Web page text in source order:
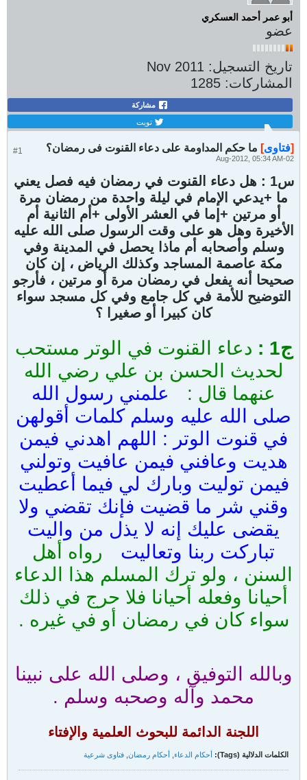
أبو عمر أحمد العسكري
عضو
تاريخ التسجيل: Nov 2011
المشاركات: 1285
مشاركة
تويت
#1 [فتاوى] ما حكم المداومة على دعاء القنوت فى رمضان؟
02-Aug-2012, 05:34 AM
س1 : هل دعاء القنوت في رمضان فيه فصل يعني
ما +يدعي الإمام في ليلة واحدة من رمضان مرة
أو مرتين +إما في العشر الأولى +أم الثانية أم
الأخيرة وهل هو على وقت الرسول صلى الله عليه
وسلم وأصحابه أم ماذا يحصل في المدينة وفي
مكة عاصمة المساجد وكذلك الرياض، إن كان
صحيحا أنه يفعل في رمضان مرة أو مرتين ، فأرجو
التوضيح للأمة في كل جامع وفي كل مسجد سواء
كان كبيرا أو صغيرا ؟
ج1 :
دعاء القنوت في الوتر مستحب
لحديث الحسن بن علي رضي الله
عنهما قال :
علمني رسول الله
صلى الله عليه وسلم كلمات أقولهن
في قنوت الوتر : اللهم اهدني فيمن
هديت وعافني فيمن عافيت وتولني
فيمن توليت وبارك لي فيما أعطيت
وقني شر ما قضيت فإنك تقضي ولا
يقضى عليك إنه لا يذل من واليت
تباركت ربنا وتعاليت
رواه أهل
السنن ، ولو ترك المسلم هذا الدعاء
أحيانا وفعله أحيانا فلا حرج في ذلك
سواء كان في رمضان أو في غيره .
وبالله التوفيق ، وصلى الله على نبينا
محمد وآله وصحبه وسلم .
اللجنة الدائمة للبحوث العلمية والإفتاء
الكلمات الدلالية (Tags): أحكام الدعاء أحكام رمضان فتاوى شرعية